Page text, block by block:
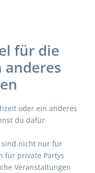
für die
anderes
oder ein anderes
du dafür
sind nicht nur für
für private Partys
Veranstaltungen